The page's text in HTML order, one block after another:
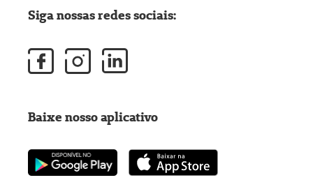
Siga nossas redes sociais:
Baixe nosso aplicativo